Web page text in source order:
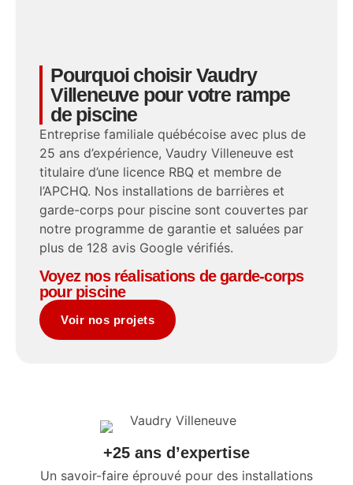
Pourquoi choisir Vaudry
Villeneuve pour votre rampe
de piscine
Entreprise familiale québécoise avec plus de
25 ans d’expérience, Vaudry Villeneuve est
titulaire d’une licence RBQ et membre de
l’APCHQ. Nos installations de barrières et
garde-corps pour piscine sont couvertes par
notre programme de garantie et saluées par
plus de 128 avis Google vérifiés.
Voyez nos réalisations de garde-corps
pour piscine
Voir nos projets
+25 ans d’expertise
Un savoir-faire éprouvé pour des installations